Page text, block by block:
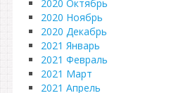
2020 Октябрь
2020 Ноябрь
2020 Декабрь
2021 Январь
2021 Февраль
2021 Март
2021 Апрель